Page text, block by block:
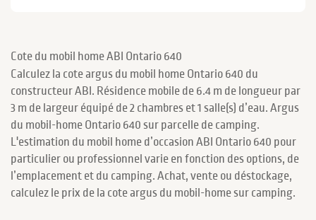
Cote du mobil home ABI Ontario 640
Calculez la cote argus du mobil home Ontario 640 du
constructeur ABI. Résidence mobile de 6.4 m de longueur par
3 m de largeur équipé de 2 chambres et 1 salle(s) d’eau. Argus
du mobil-home Ontario 640 sur parcelle de camping.
L'estimation du mobil home d’occasion ABI Ontario 640 pour
particulier ou professionnel varie en fonction des options, de
l’emplacement et du camping. Achat, vente ou déstockage,
calculez le prix de la cote argus du mobil-home sur camping.